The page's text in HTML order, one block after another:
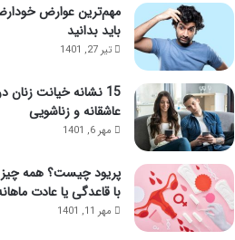
مهم‌ترین عوارض
باید بدانید
تیر 27, 1401
15 نشانه خیانت زنان
عاشقانه و زناشویی
مهر 6, 1401
پریود چیست؟ همه چیز
با قاعدگی یا عادت
مهر 11, 1401